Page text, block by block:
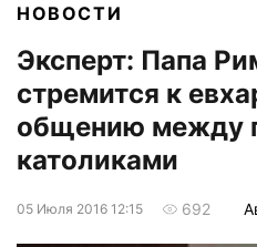
НОВОСТИ
Эксперт: Папа
стремится к
общению между
католиками
05 Июля 2016 12:15 692